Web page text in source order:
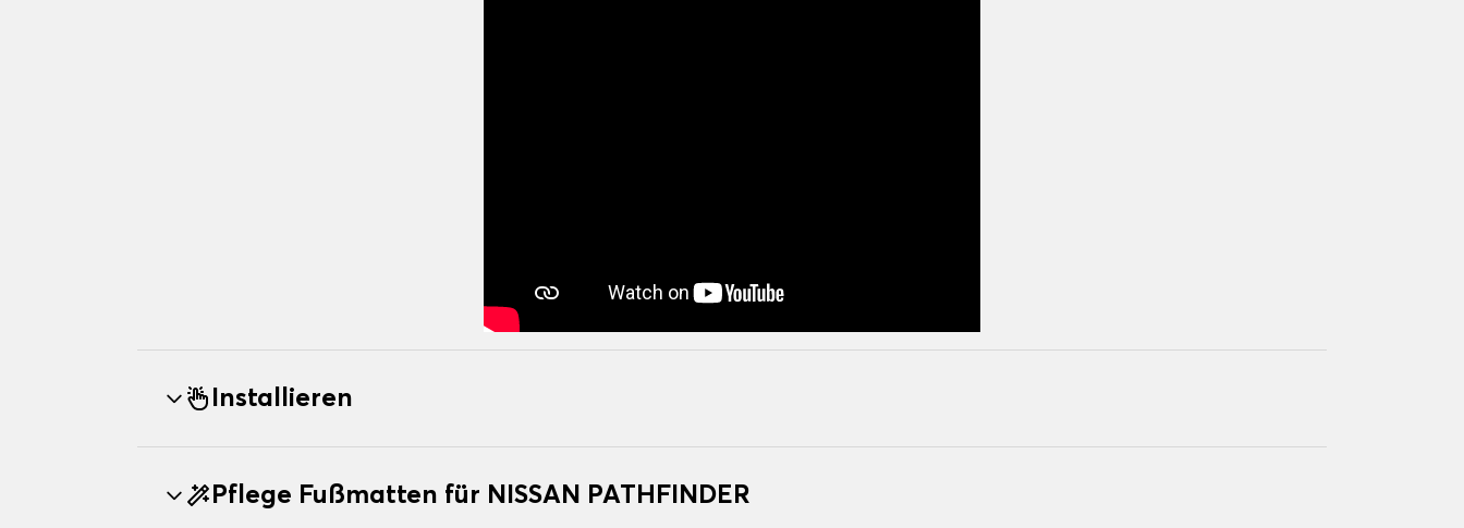
Installieren
Pflege Fußmatten für NISSAN PATHFINDER